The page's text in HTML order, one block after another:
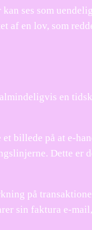
ses som
af en lov, som
en
billede på at e-
Dette er
på
sin faktura e-